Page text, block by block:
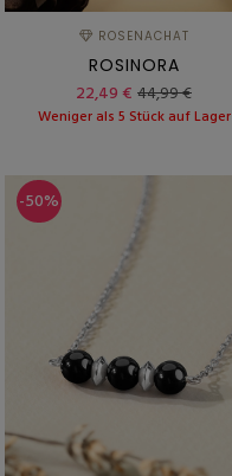
ROSENACHAT
ROSINORA
22,49 € 44,99 €
Weniger als 5 Stück auf Lager
-50%